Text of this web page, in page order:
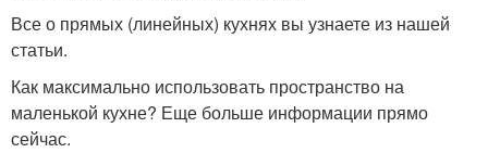
Все о прямых (линейных) кухнях вы узнаете из нашей
статьи.
Как максимально использовать пространство на
маленькой кухне? Еще больше информации прямо
сейчас.